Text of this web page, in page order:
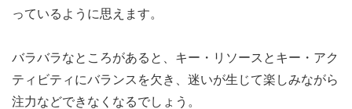
っているように思えます。
バラバラなところがあると、キー・リソースとキー・アク
ティビティにバランスを欠き、迷いが生じて楽しみながら
注力などできなくなるでしょう。